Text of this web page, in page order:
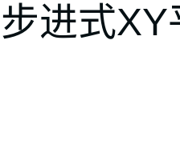
进式XY